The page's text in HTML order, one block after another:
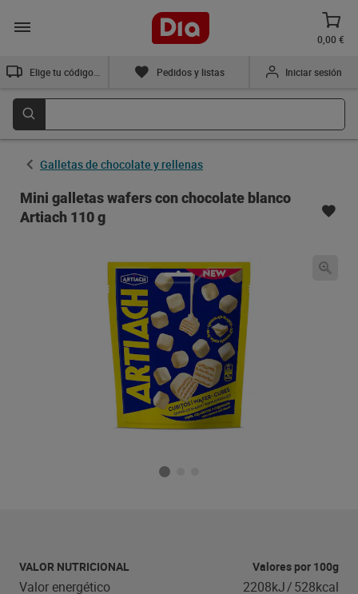
0,00 €
Pedidos y listas Iniciar sesión
Galletas de chocolate y rellenas
Mini galletas wafers con chocolate blanco
Artiach 110 g
VALOR NUTRICIONAL Valores por 100g
Valor energético 2208kJ/528kcal